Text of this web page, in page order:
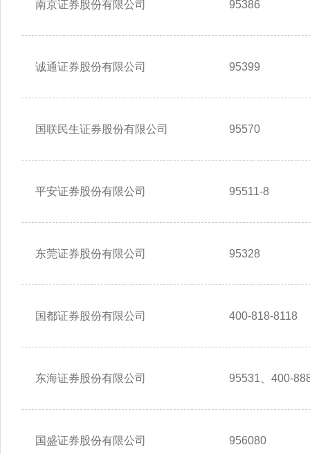
南京证券股份有限公司 95386
诚通证券股份有限公司 95399
国联民生证券股份有限公司 95570
平安证券股份有限公司 95511-8
东莞证券股份有限公司 95328
国都证券股份有限公司 400-818-8118
东海证券股份有限公司 95531、400-
国盛证券股份有限公司 956080